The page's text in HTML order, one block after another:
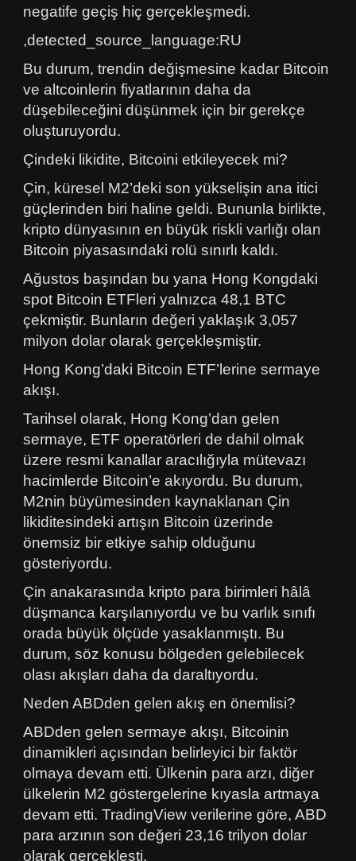
negatife geçiş hiç gerçekleşmedi.
,detected_source_language:RU
Bu durum, trendin değişmesine kadar Bitcoin
ve altcoinlerin fiyatlarının daha da
düşebileceğini düşünmek için bir gerekçe
oluşturuyordu.
Çindeki likidite, Bitcoini etkileyecek mi?
Çin, küresel M2’deki son yükselişin ana itici
güçlerinden biri haline geldi. Bununla birlikte,
kripto dünyasının en büyük riskli varlığı olan
Bitcoin piyasasındaki rolü sınırlı kaldı.
Ağustos başından bu yana Hong Kongdaki
spot Bitcoin ETFleri yalnızca 48,1 BTC
çekmiştir. Bunların değeri yaklaşık 3,057
milyon dolar olarak gerçekleşmiştir.
Hong Kong’daki Bitcoin ETF’lerine sermaye
akışı.
Tarihsel olarak, Hong Kong’dan gelen
sermaye, ETF operatörleri de dahil olmak
üzere resmi kanallar aracılığıyla mütevazı
hacimlerde Bitcoin’e akıyordu. Bu durum,
M2nin büyümesinden kaynaklanan Çin
likiditesindeki artışın Bitcoin üzerinde
önemsiz bir etkiye sahip olduğunu
gösteriyordu.
Çin anakarasında kripto para birimleri hâlâ
düşmanca karşılanıyordu ve bu varlık sınıfı
orada büyük ölçüde yasaklanmıştı. Bu
durum, söz konusu bölgeden gelebilecek
olası akışları daha da daraltıyordu.
Neden ABDden gelen akış en önemlisi?
ABDden gelen sermaye akışı, Bitcoinin
dinamikleri açısından belirleyici bir faktör
olmaya devam etti. Ülkenin para arzı, diğer
ülkelerin M2 göstergelerine kıyasla artmaya
devam etti. TradingView verilerine göre, ABD
para arzının son değeri 23,16 trilyon dolar
olarak gerçekleşti.